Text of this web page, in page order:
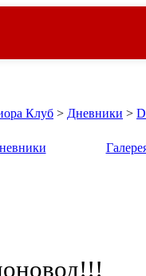
Клуб > Дневники >